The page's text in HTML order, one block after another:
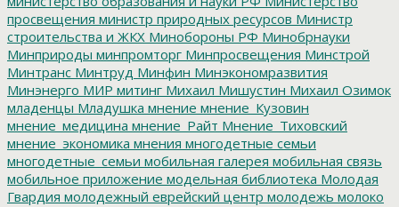
просвещения министр природных ресурсов Министр
строительства и ЖКХ Минобороны РФ Минобрнауки
Минприроды минпромторг Минпросвещения Минстрой
Минтранс Минтруд Минфин Минэкономразвития
Минэнерго МИР митинг Михаил Мишустин Михаил Озимок
младенцы Младушка мнение мнение_Кузовин
мнение_медицина мнение_Райт Мнение_Тиховский
мнение_экономика мнения многодетные семьи
многодетные_семьи мобильная галерея мобильная связь
мобильное приложение модельная библиотека Молодая
Гвардия молодежный еврейский центр молодежь молоко